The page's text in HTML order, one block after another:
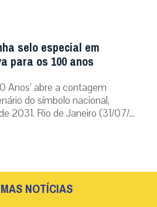
selo especial em
para os 100 anos
Anos’ abre a contagem
do símbolo nacional,
2031. Rio de Janeiro (31/07/...
NOTÍCIAS